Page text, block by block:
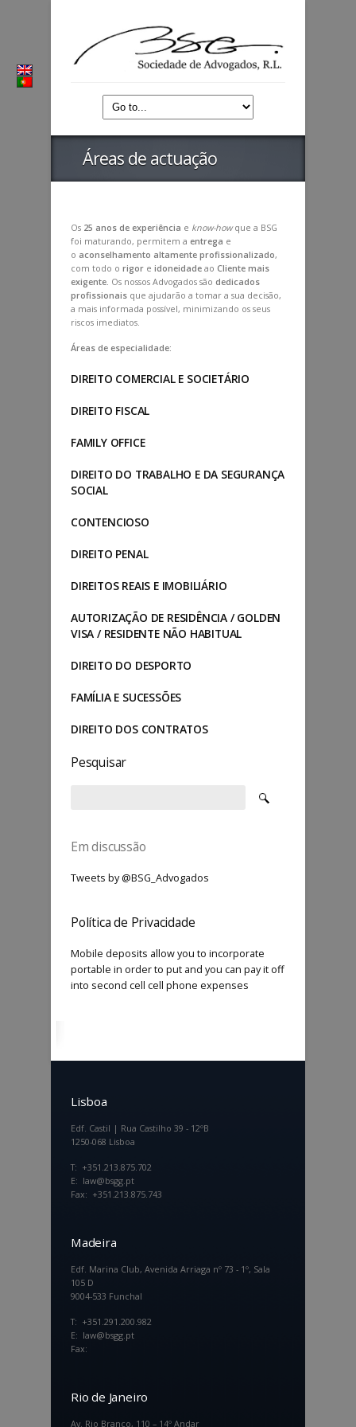
Áreas de actuação
Os 25 anos de experiência e know-howque a BSG
foi maturando, permitem a entrega e
o aconselhamento altamente profissionalizado,
com todo o rigor e idoneidade ao Cliente mais
exigente. Os nossos Advogados são dedicados
profissionais que ajudarão a tomar a sua decisão,
a mais informada possível, minimizando os seus
riscos imediatos.
Áreas de especialidade:
DIREITO COMERCIAL E SOCIETÁRIO
DIREITO FISCAL
FAMILY OFFICE
DIREITO DO TRABALHO E DA SEGURANÇA
SOCIAL
CONTENCIOSO
DIREITO PENAL
DIREITOS REAIS E IMOBILIÁRIO
AUTORIZAÇÃO DE RESIDÊNCIA / GOLDEN
VISA / RESIDENTE NÃO HABITUAL
DIREITO DO DESPORTO
FAMÍLIA E SUCESSÕES
DIREITO DOS CONTRATOS
Pesquisar
Em discussão
Tweets by @BSG_Advogados
Política de Privacidade
Mobile deposits allow you to incorporate
portable in order to put and you can pay it off
into second cell cell phone expenses
Lisboa
Edf. Castil | Rua Castilho 39 - 12ºB
1250-068 Lisboa
T: +351.213.875.702
E: law@bsgg.pt
Fax: +351.213.875.743
Madeira
Edf. Marina Club, Avenida Arriaga nº 73 - 1º, Sala
105 D
9004-533 Funchal
T: +351.291.200.982
E: law@bsgg.pt
Fax:
Rio de Janeiro
Av. Rio Branco, 110 – 14º Andar